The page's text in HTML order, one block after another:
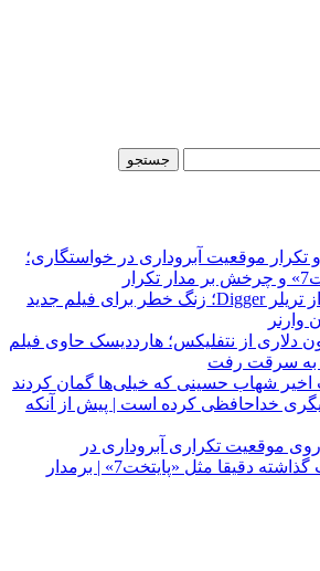
موقعیت آبروداری در خواستگاری؛
استقبال کم‌رمق از تریلر Digger؛ زنگ خطر برای فیلم جدید
وارنر
۱۰۵ میلیون دلاری از نتفلیکس؛ هارددیسک حاوی فیلم
به سرقت رفت
شهاب حسینی که خیلی‌ها گمان کردند
خداحافظی کرده است | پیش از آنکه
موقعیت تکراری آبروداری در
خواستگاری دست گذاشته دقیقا مثل «پایتخت7» | برمدار